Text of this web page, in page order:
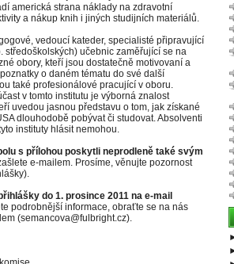
americká strana náklady na zdravotní
a nákup knih i jiných studijních materiálů.
vedoucí kateder, specialisté připravující
středoškolských) učebnic zaměřující se na
obory, kteří jsou dostatečně motivovaní a
o daném tématu do své další
také profesionálové pracující v oboru.
v tomto institutu je výborná znalost
uvedou jasnou představu o tom, jak získané
dlouhodobě pobývat či studovat. Absolventi
instituty hlásit nemohou.
s přílohou poskytli neprodleně také svým
e-mailem. Prosíme, věnujte pozornost
do 1. prosince 2011 na e-mail
podrobnější informace, obraťte se na nás
(semancova@fulbright.cz).